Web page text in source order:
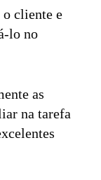
o cliente e
lo no
as
na tarefa